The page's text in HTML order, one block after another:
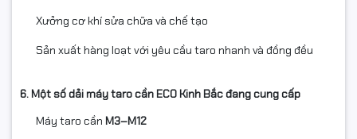
Xưởng cơ khí sửa chữa và chế tạo
Sản xuất hàng loạt với yêu cầu taro nhanh và đồng đều
6. Một số dải máy taro cần ECO Kinh Bắc đang cung cấp
Máy taro cần M3–M12